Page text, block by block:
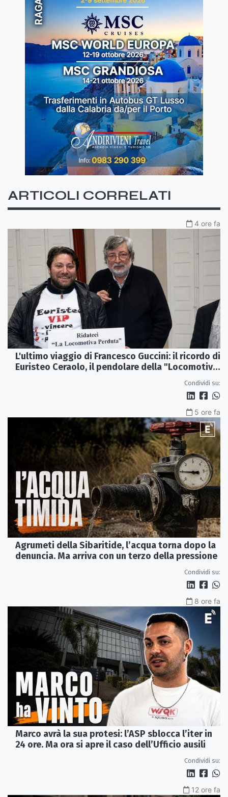
ARTICOLI CORRELATI
4 ore fa
L'ultimo viaggio di Francesco Guccini: il ricordo di
Euristeo Ceraolo, il pendolare della "Locomotiva
Condividi su:
5 ore fa
Agrumeti della Sibaritide, l’acqua torna dopo la
denuncia. Ma arriva con un terzo della pressione
Condividi su:
8 ore fa
Marco avrà la sua protesi: l’ASP sblocca l’iter in
24 ore. Ma ora si apre il caso dell’Ufficio ausili
Condividi su:
12 ore fa